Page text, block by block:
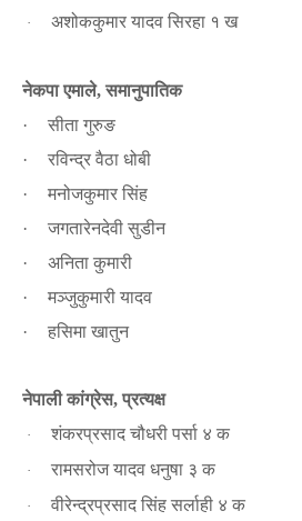
· अशोककुमार यादव सिरहा १ ख
नेकपा एमाले,समानुपातिक
· सीता गुरुङ
· रविन्द्र वैठा धोबी
· मनोजकुमार सिंह
· जगतारेनदेवी सुडीन
· अनिता कुमारी
· मञ्जुकुमारी यादव
· हसिमा खातुन
नेपाली कांग्रेस,प्रत्यक्ष
· शंकरप्रसाद चौधरी पर्सा ४ क
· रामसरोज यादव धनुषा ३ क
· वीरेन्द्रप्रसाद सिंह सर्लाही ४ क